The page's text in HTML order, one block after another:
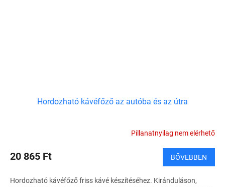
Hordozható kávéfőző az autóba és az útra
Pillanatnyilag nem elérhető
20 865 Ft BŐVEBBEN
Hordozható kávéfőző friss kávé készítéséhez. Kiránduláson,